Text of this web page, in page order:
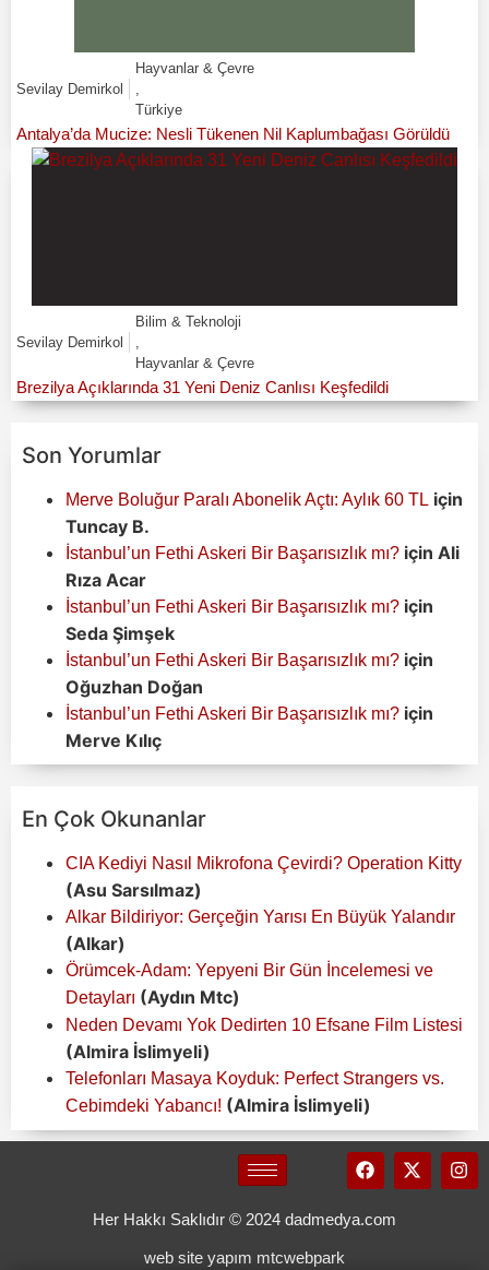
Sevilay Demirkol
Hayvanlar & Çevre
Türkiye
Antalya’da Mucize: Nesli Tükenen Nil Kaplumbağası Görüldü
Sevilay Demirkol
Bilim & Teknoloji
Hayvanlar & Çevre
Brezilya Açıklarında 31 Yeni Deniz Canlısı Keşfedildi
Son Yorumlar
Merve Boluğur Paralı Abonelik Açtı: Aylık 60 TL için
Tuncay B.
İstanbul’un Fethi Askeri Bir Başarısızlık mı? için Ali
Rıza Acar
İstanbul’un Fethi Askeri Bir Başarısızlık mı? için
Seda Şimşek
İstanbul’un Fethi Askeri Bir Başarısızlık mı? için
Oğuzhan Doğan
İstanbul’un Fethi Askeri Bir Başarısızlık mı? için
Merve Kılıç
En Çok Okunanlar
CIA Kediyi Nasıl Mikrofona Çevirdi? Operation Kitty
(Asu Sarsılmaz)
Alkar Bildiriyor: Gerçeğin Yarısı En Büyük Yalandır
(Alkar)
Örümcek-Adam: Yepyeni Bir Gün İncelemesi ve
Detayları (Aydın Mtc)
Neden Devamı Yok Dedirten 10 Efsane Film Listesi
(Almira İslimyeli)
Telefonları Masaya Koyduk: Perfect Strangers vs.
Cebimdeki Yabancı! (Almira İslimyeli)
Her Hakkı Saklıdır © 2024 dadmedya.com
web site yapım mtcwebpark